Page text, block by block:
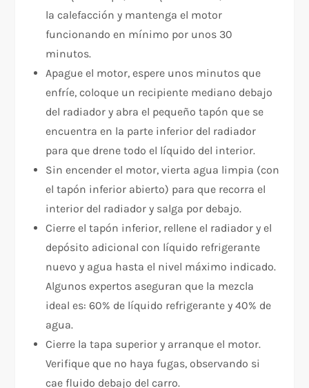
la calefacción y mantenga el motor
funcionando en mínimo por unos 30
minutos.
Apague el motor, espere unos minutos que
enfríe, coloque un recipiente mediano debajo
del radiador y abra el pequeño tapón que se
encuentra en la parte inferior del radiador
para que drene todo el líquido del interior.
Sin encender el motor, vierta agua limpia (con
el tapón inferior abierto) para que recorra el
interior del radiador y salga por debajo.
Cierre el tapón inferior, rellene el radiador y el
depósito adicional con líquido refrigerante
nuevo y agua hasta el nivel máximo indicado.
Algunos expertos aseguran que la mezcla
ideal es: 60% de líquido refrigerante y 40% de
agua.
Cierre la tapa superior y arranque el motor.
Verifique que no haya fugas, observando si
cae fluido debajo del carro.